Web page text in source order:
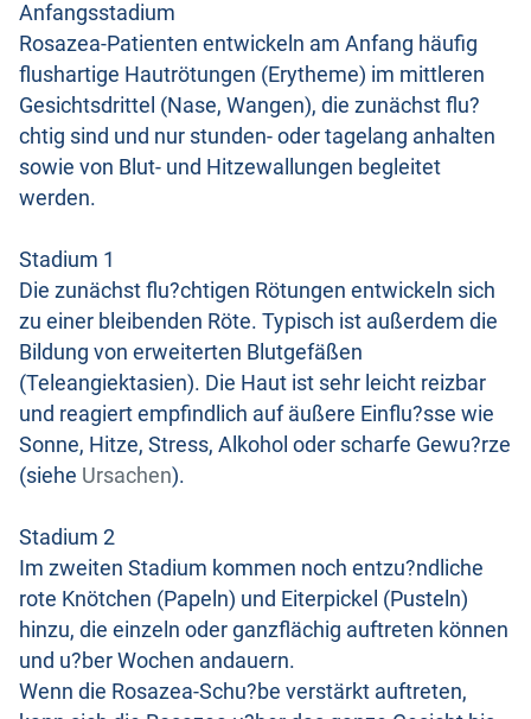
Anfangsstadium
Rosazea-Patienten entwickeln am Anfang häufig
flushartige Hautrötungen (Erytheme) im mittleren
Gesichtsdrittel (Nase, Wangen), die zunächst flu?
chtig sind und nur stunden- oder tagelang anhalten
sowie von Blut- und Hitzewallungen begleitet
werden.
Stadium 1
Die zunächst flu?chtigen Rötungen entwickeln sich
zu einer bleibenden Röte. Typisch ist außerdem die
Bildung von erweiterten Blutgefäßen
(Teleangiektasien). Die Haut ist sehr leicht reizbar
und reagiert empfindlich auf äußere Einflu?sse wie
Sonne, Hitze, Stress, Alkohol oder scharfe Gewu?rze
(siehe Ursachen).
Stadium 2
Im zweiten Stadium kommen noch entzu?ndliche
rote Knötchen (Papeln) und Eiterpickel (Pusteln)
hinzu, die einzeln oder ganzflächig auftreten können
und u?ber Wochen andauern.
Wenn die Rosazea-Schu?be verstärkt auftreten,